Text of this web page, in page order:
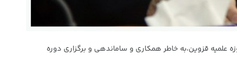
علمیه قزوین،‌به خاطر همکاری و ساماندهی و برگزاری دوره